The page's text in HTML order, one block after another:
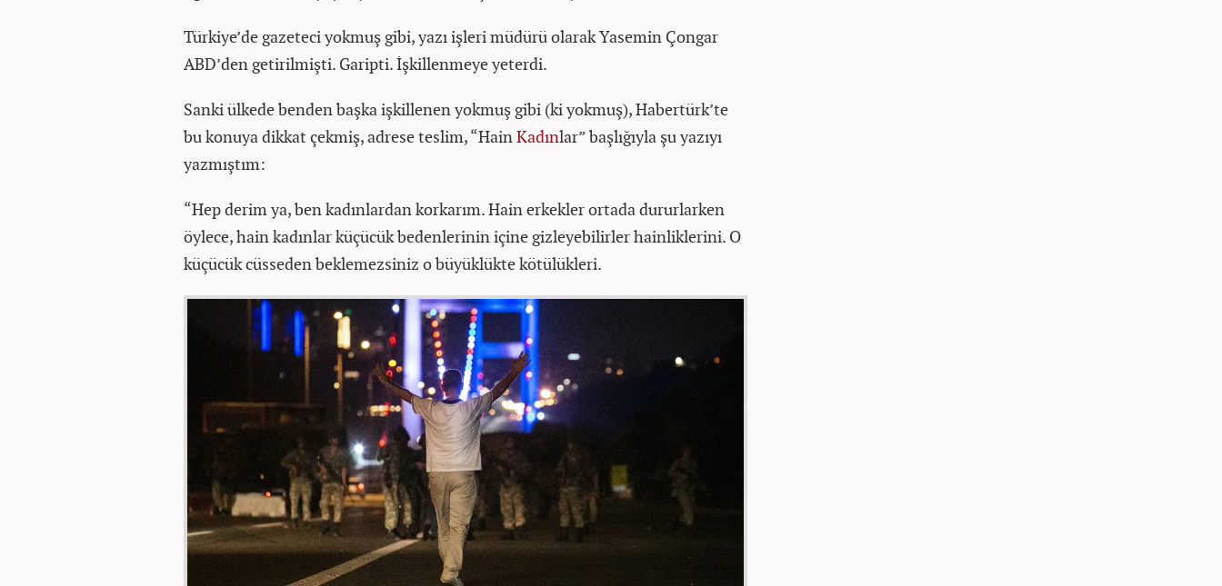
Türkiye’de gazeteci yokmuş gibi, yazı işleri müdürü olarak Yasemin Çongar
ABD’den getirilmişti. Garipti. İşkillenmeye yeterdi.
Sanki ülkede benden başka işkillenen yokmuş gibi (ki yokmuş), Habertürk’te
bu konuya dikkat çekmiş, adrese teslim, “HainKadınlar” başlığıyla şu yazıyı
yazmıştım:
“Hep derim ya, ben kadınlardan korkarım. Hain erkekler ortada dururlarken
öylece, hain kadınlar küçücük bedenlerinin içine gizleyebilirler hainliklerini. O
küçücük cüsseden beklemezsiniz o büyüklükte kötülükleri.